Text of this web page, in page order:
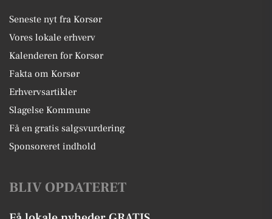
Seneste nyt fra Korsør
Vores lokale erhverv
Kalenderen for Korsør
Fakta om Korsør
Erhvervsartikler
Slagelse Kommune
Få en gratis salgsvurdering
Sponsoreret indhold
BLIV OPDATERET